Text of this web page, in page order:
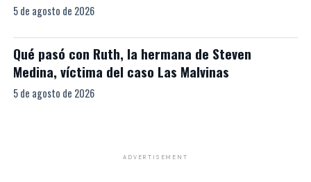
5 de agosto de 2026
Qué pasó con Ruth, la hermana de Steven
Medina, víctima del caso Las Malvinas
5 de agosto de 2026
ADVERTISEMENT